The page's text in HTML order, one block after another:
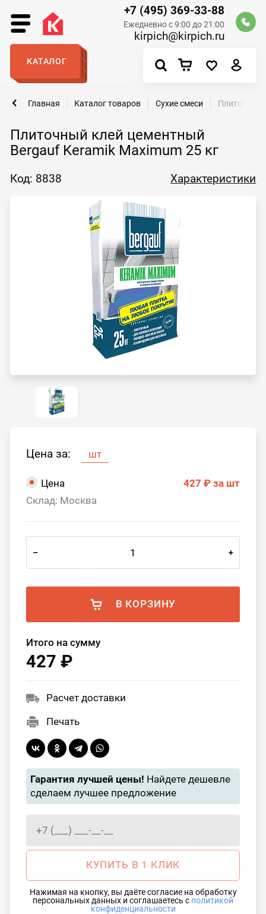
+7 (495) 369-33-88
Ежедневно с 9:00 до 21:00
kirpich@kirpich.ru
КАТАЛОГ
Плиточный клей цементный
Bergauf Keramik Maximum 25 кг
Главная Каталог товаров Сухие смеси Плиточный
Код: 8838 Характеристики
Цена за: шт
Цена 427 ₽ за шт
Склад: Москва
– +
В КОРЗИНУ
Итого на сумму
427 ₽
Расчет доставки
Печать
Гарантия лучшей цены! Найдете дешевле
сделаем лучшее предложение
КУПИТЬ В 1 КЛИК
Нажимая на кнопку, вы даёте согласие на обработку
персональных данных и соглашаетесь с политикой
конфиденциальности